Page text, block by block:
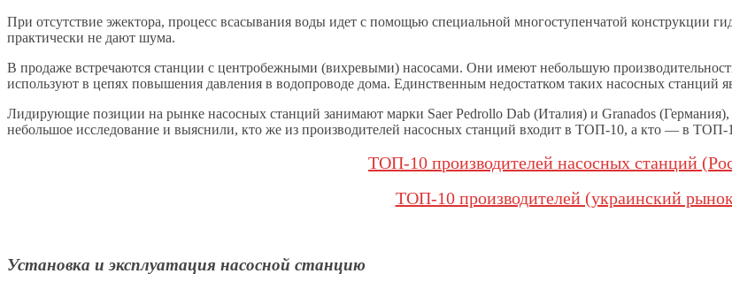
При отсутствие эжектора, процесс всасывания воды идет с помощью специальной многоступенчатой конструкции
практически не дают шума.
В продаже встречаются станции с центробежными (вихревыми) насосами. Они имеют небольшую
используют в цепях повышения давления в водопроводе дома. Единственным недостатком таких насосных станций
Лидирующие позиции на рынке насосных станций занимают марки Saer Pedrollo Dab (Италия) и Granados
небольшое исследование и выяснили, кто же из производителей насосных станций входит в ТОП-10, а кто — в ТОП-
ТОП-10 производителей насосных станций
ТОП-10 производителей (украинский
Установка и эксплуатация насосной станцию